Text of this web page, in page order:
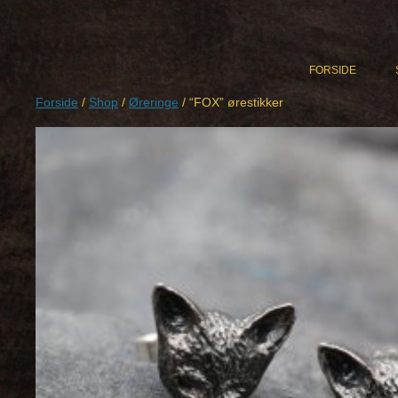
FORSIDE
Forside / Shop / Øreringe / “FOX” ørestikker